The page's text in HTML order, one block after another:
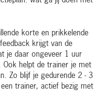
korte en prikkelende
krijgt van de
je daar ongeveer 1 uur
Ook helpt de trainer je met
Zo blijf je gedurende 2 - 3
trainer, actief bezig met